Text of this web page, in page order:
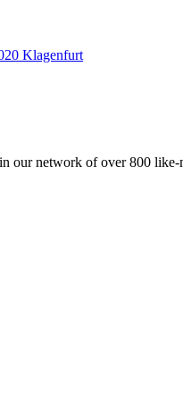
Klagenfurt
our network of over 800